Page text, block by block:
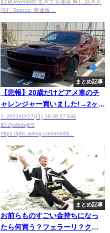
ID:BUevenBd0 生きてる価値 無し 続きを
読む Source: 車速報 ...
まとめ記事
【悲報】20歳だけどアメ車のチ
ャレンジャー買いました!→2ヶ月
後の姿がこちらwwwwwww
1: 2022/02/27(日) 18:38:27.546
ID:Zjw8sbgP0
https://pbs.twimg.com/media...
まとめ記事
お前らものすごい金持ちになっ
たら何買う？フェラーリ？クル